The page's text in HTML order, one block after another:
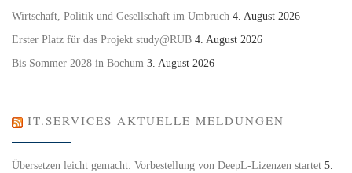
Wirtschaft, Politik und Gesellschaft im Umbruch 4. August 2026
Erster Platz für das Projekt study@RUB 4. August 2026
Bis Sommer 2028 in Bochum 3. August 2026
IT.SERVICES AKTUELLE MELDUNGEN
Übersetzen leicht gemacht: Vorbestellung von DeepL-Lizenzen startet 5.